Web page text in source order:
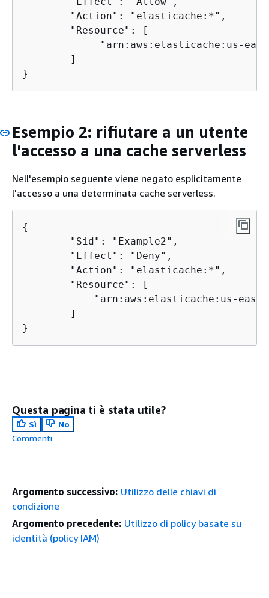
        "Action": "elasticache:*",
        "Resource": [
"arn:aws:elasticache:us-
        ]
}
Esempio 2: rifiutare a un utente
l'accesso a una cache serverless
Nell'esempio seguente viene negato esplicitamente
l'accesso a una determinata cache serverless.
{
        "Sid": "Example2",
        "Effect": "Deny",
        "Action": "elasticache:*",
        "Resource": [
"arn:aws:elasticache:us-
        ]
}
Questa pagina ti è stata utile?
Sì
No
Commenti
Argomento successivo: Utilizzo delle chiavi di
condizione
Argomento precedente: Utilizzo di policy basate su
identità (policy IAM)